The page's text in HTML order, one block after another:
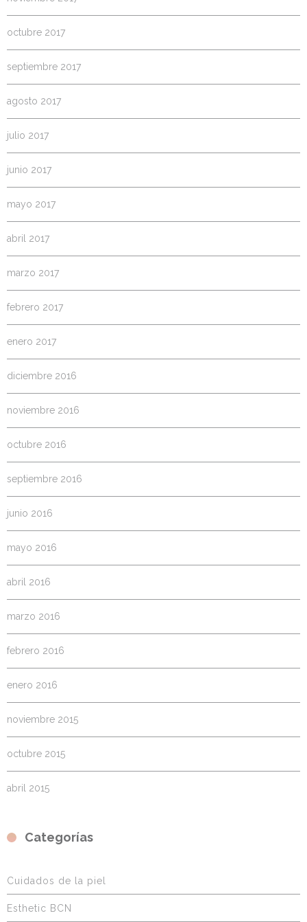
octubre 2017
septiembre 2017
agosto 2017
julio 2017
junio 2017
mayo 2017
abril 2017
marzo 2017
febrero 2017
enero 2017
diciembre 2016
noviembre 2016
octubre 2016
septiembre 2016
junio 2016
mayo 2016
abril 2016
marzo 2016
febrero 2016
enero 2016
noviembre 2015
octubre 2015
abril 2015
Categorías
Cuidados de la piel
Esthetic BCN